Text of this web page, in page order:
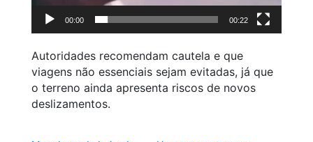
00:00 00:22
Autoridades recomendam cautela e que
viagens não essenciais sejam evitadas, já que
o terreno ainda apresenta riscos de novos
deslizamentos.